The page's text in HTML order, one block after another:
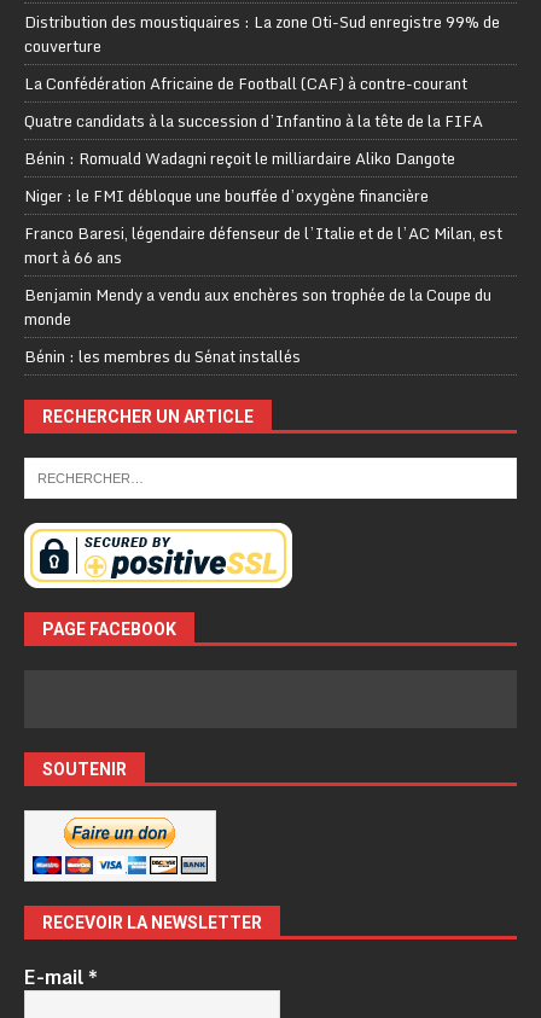
Distribution des moustiquaires : La zone Oti-Sud enregistre 99% de
couverture
La Confédération Africaine de Football (CAF) à contre-courant
Quatre candidats à la succession d’Infantino à la tête de la FIFA
Bénin : Romuald Wadagni reçoit le milliardaire Aliko Dangote
Niger : le FMI débloque une bouffée d’oxygène financière
Franco Baresi, légendaire défenseur de l’Italie et de l’AC Milan, est
mort à 66 ans
Benjamin Mendy a vendu aux enchères son trophée de la Coupe du
monde
Bénin : les membres du Sénat installés
RECHERCHER UN ARTICLE
PAGE FACEBOOK
SOUTENIR
RECEVOIR LA NEWSLETTER
E-mail*